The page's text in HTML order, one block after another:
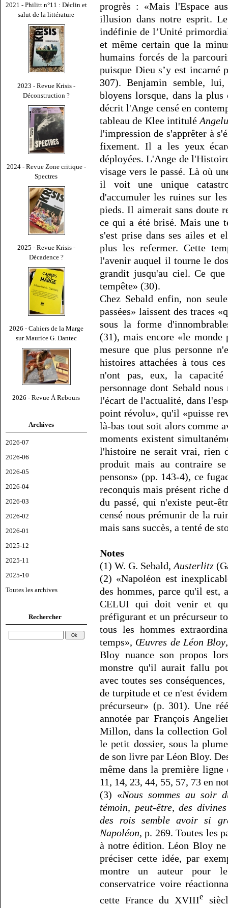
2021 - Philitt n°11 : Déclin et
salut de la littérature
2023 - Revue Krisis -
Déconstruction ?
2024 - Revue Zone critique -
Spectres
2025 - Revue Krisis -
Décadence ?
2026 - Cahiers de la Marge
sur Maurice G. Dantec
2026 - Revue À Rebours
Archives
2026-07
2026-06
2026-05
2026-04
2026-03
2026-02
2026-01
2025-12
2025-11
2025-10
Toutes les archives
Rechercher
progrès : «Mais l'Espace
illusion dans notre esprit.
indéfinie de l’Unité
et même certain que la
humains forcés de la
puisque Dieu s’y est incarné
307). Benjamin semble, lui,
bloyens lorsque, dans la
décrit l'Ange censé en
tableau de Klee intitulé
l'impression de s'apprêter à
fixement. Il a les yeux
déployées. L'Ange de
visage vers le passé. Là où
il voit une unique
d'accumuler les ruines sur
pieds. Il aimerait sans doute
ce qui a été brisé. Mais une
s'est prise dans ses ailes et
plus les refermer. Cette
l'avenir auquel il tourne le
grandit jusqu'au ciel. Ce
tempête» (30).
Chez Sebald enfin, non
passées» laissent des traces
sous la forme
(31), mais encore «le
mesure que plus personne
histoires attachées à tous
n'ont pas, eux, la
personnage dont Sebald
l'écart de l'actualité, dans
point révolu», qu'il «puisse
là-bas tout soit alors comme
moments existent
l'histoire ne serait vrai, rien
produit mais au contraire
pensons» (pp. 143-4), ce
reconquis mais présent riche
du passé, qui n'existe peut-
censé nous prémunir de la
mais sans succès, a tenté de
Notes
(1) W. G. Sebald, Austerlitz
(2) «Napoléon est
des hommes, parce qu'il est,
CELUI qui doit venir et
préfigurant et un précurseur
tous les hommes
temps», Œuvres de Léon Bloy
Bloy nuance son propos
monstre qu'il aurait fallu
avec toutes ses
de turpitude et ce n'est
précurseur» (p. 301). Une
annotée par François
Millon, dans la collection
le petit dossier, sous la
de son livre par Léon Bloy.
même dans la première
11, 14, 23, 44, 55, 57, 73 en
(3) «Nous sommes au soir
témoin, peut-être, des
des rois semble avoir si
Napoléon, p. 269. Toutes les
à notre édition. Léon Bloy
préciser cette idée, par
montre un auteur pour
conservatrice voire
cette France du XVIIIe